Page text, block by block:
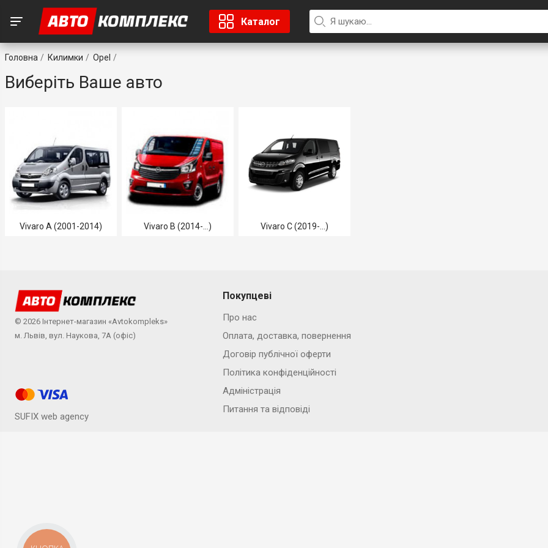
Каталог
Головна Килимки Opel
Виберіть Ваше авто
Vivaro A (2001-2014) Vivaro B (2014-...) Vivaro C (2019-...)
Покупцеві
Про нас
Оплата, доставка, повернення
Договір публічної оферти
Політика конфіденційності
Адміністрація
Питання та відповіді
© 2026 Інтернет-магазин «Avtokompleks»
м. Львів, вул. Наукова, 7А (офіс)
SUFIX web agency